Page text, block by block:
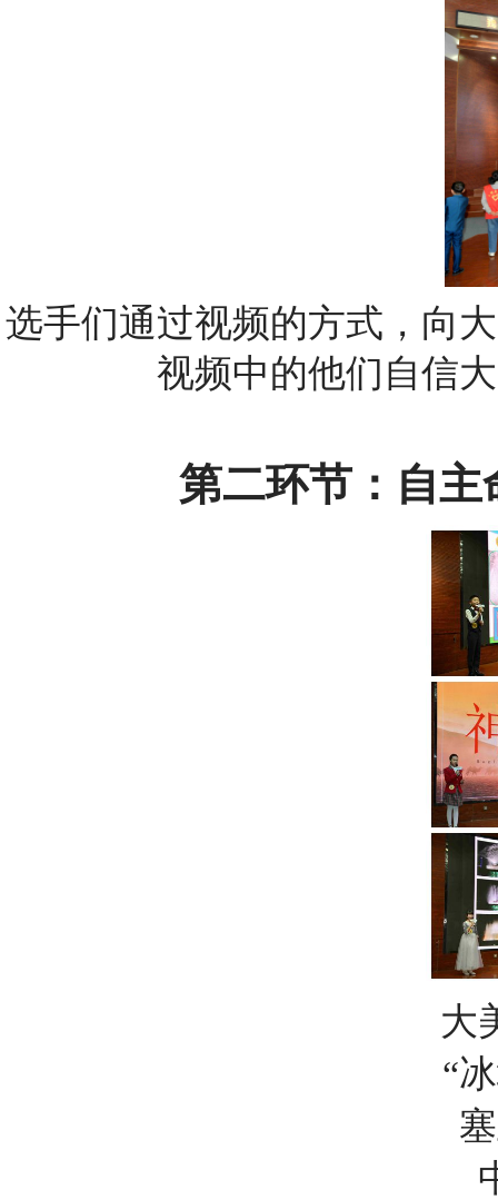
选手们通过视频的方式，向
视频中的他们自信
第二环节：自主
大
“